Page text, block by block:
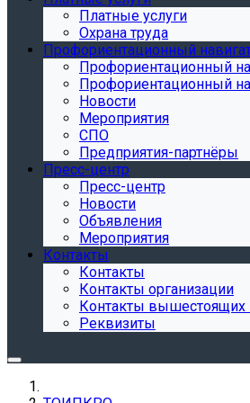
Платные услуги
Охрана труда
Профориентационный
Профориентационный
Профориентационный
Новости
Мероприятия
СПО
Предприятия-партнёры
Пресс-центр
Пресс-центр
Новости
Объявления
Мероприятия
Контакты
Контакты
Контакты организации
Контакты вышестоящих
Реквизиты